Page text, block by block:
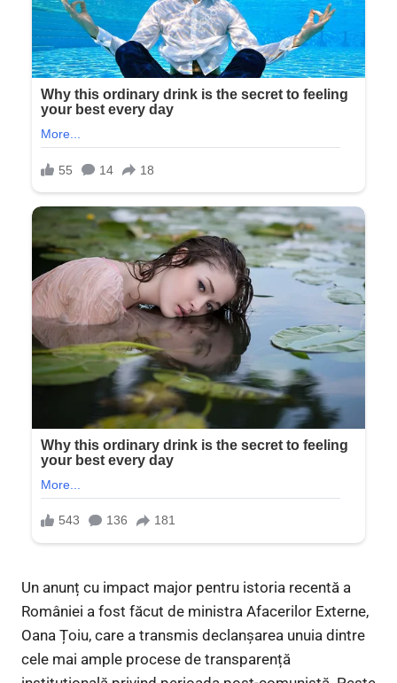
Un anunț cu impact major pentru istoria recentă a
României a fost făcut de ministra Afacerilor Externe,
Oana Țoiu, care a transmis declanșarea unuia dintre
cele mai ample procese de transparență